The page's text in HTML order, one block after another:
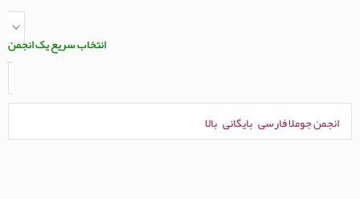
انتخاب سریع یک انجمن
انجمن جوملا فارسی بایگانی بالا